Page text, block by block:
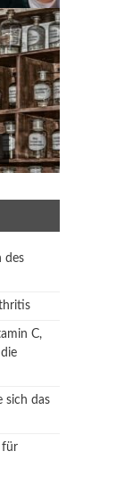
des
C,
sich das
für